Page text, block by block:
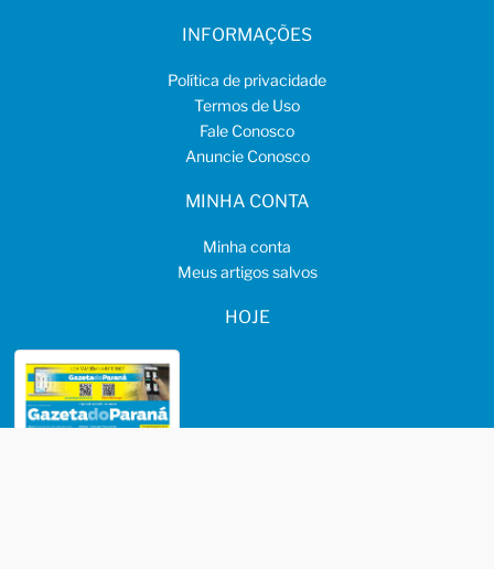
INFORMAÇÕES
Política de privacidade
Termos de Uso
Fale Conosco
Anuncie Conosco
MINHA CONTA
Minha conta
Meus artigos salvos
HOJE